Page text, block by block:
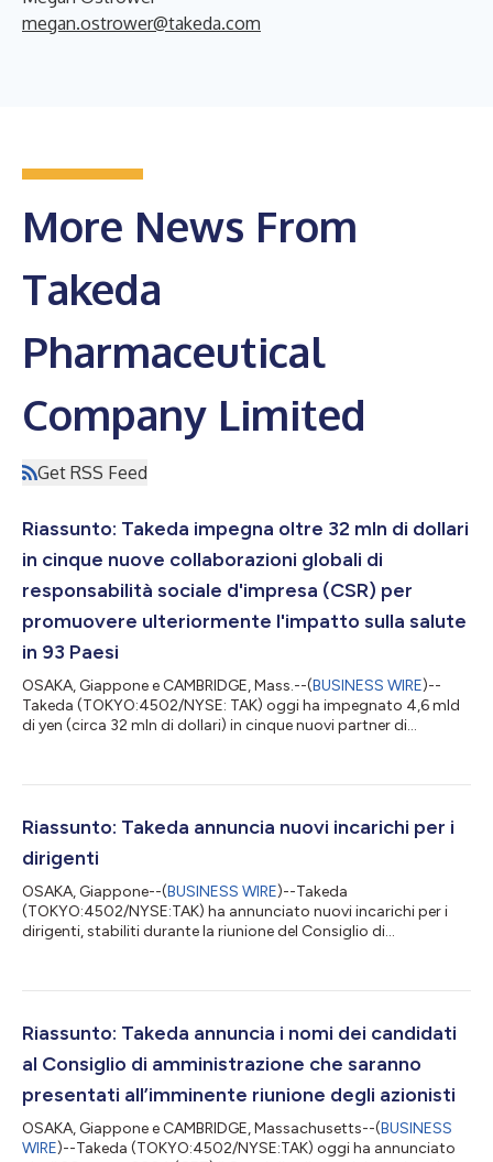
megan.ostrower@takeda.com
More News From
Takeda
Pharmaceutical
Company Limited
Get RSS Feed
Riassunto: Takeda impegna oltre 32 mln di dollari
in cinque nuove collaborazioni globali di
responsabilità sociale d'impresa (CSR) per
promuovere ulteriormente l'impatto sulla salute
in 93 Paesi
OSAKA, Giappone e CAMBRIDGE, Mass.--(BUSINESS WIRE)--
Takeda (TOKYO:4502/NYSE: TAK) oggi ha impegnato 4,6 mld
di yen (circa 32 mln di dollari) in cinque nuovi partner di
società per migliorare la resilienza dei sistemi sanitari in Paesi a
presente annuncio, redatto nella lingua di partenza, è la versione
Riassunto: Takeda annuncia nuovi incarichi per i
dirigenti
OSAKA, Giappone--(BUSINESS WIRE)--Takeda
(TOKYO:4502/NYSE:TAK) ha annunciato nuovi incarichi per i
dirigenti, stabiliti durante la riunione del Consiglio di
oggi a Osaka. Il CdA di Takeda comprende 11 membri su un
garantire trasparenza e oggettività. Un direttore esterno
Riassunto: Takeda annuncia i nomi dei candidati
al Consiglio di amministrazione che saranno
presentati all’imminente riunione degli azionisti
OSAKA, Giappone e CAMBRIDGE, Massachusetts--(BUSINESS
WIRE)--Takeda (TOKYO:4502/NYSE:TAK) oggi ha annunciato